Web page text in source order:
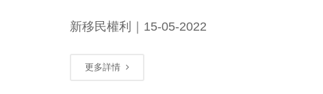
新移民權利｜15-05-2022
更多詳情